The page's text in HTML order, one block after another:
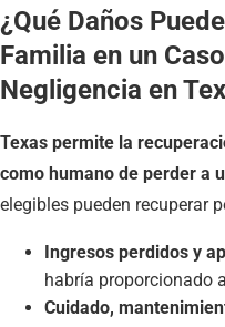
¿Qué Daños
Familia en un
Negligencia en
Texas permite la
como humano de perder a
elegibles pueden recuperar
Ingresos perdidos y
habría proporcionado
Cuidado,